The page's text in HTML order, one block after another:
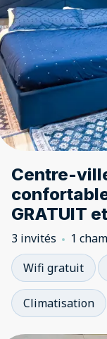
Centre-
GRATUIT
3 invités 1
Wifi gratuit
Climatisation